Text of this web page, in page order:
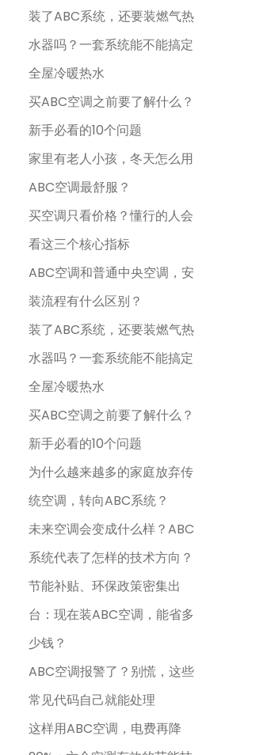
装了ABC系统，还要装燃气热
水器吗？一套系统能不能搞定
全屋冷暖热水
买ABC空调之前要了解什么？
新手必看的10个问题
家里有老人小孩，冬天怎么用
ABC空调最舒服？
买空调只看价格？懂行的人会
看这三个核心指标
ABC空调和普通中央空调，安
装流程有什么区别？
装了ABC系统，还要装燃气热
水器吗？一套系统能不能搞定
全屋冷暖热水
买ABC空调之前要了解什么？
新手必看的10个问题
为什么越来越多的家庭放弃传
统空调，转向ABC系统？
未来空调会变成什么样？ABC
系统代表了怎样的技术方向？
节能补贴、环保政策密集出
台：现在装ABC空调，能省多
少钱？
ABC空调报警了？别慌，这些
常见代码自己就能处理
这样用ABC空调，电费再降